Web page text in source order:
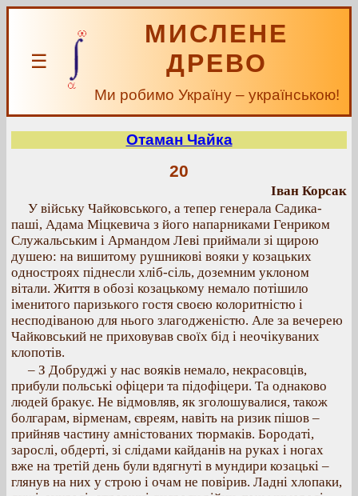
☰
МИСЛЕНЕ
ДРЕВО
Ми робимо Україну – українською!
Отаман Чайка
20
Іван Корсак
У війську Чайковського, а тепер генерала Садика-
паші, Адама Міцкевича з його напарниками Генриком
Служальським і Армандом Леві приймали зі щирою
душею: на вишитому рушникові вояки у козацьких
одностроях піднесли хліб-сіль, доземним уклоном
вітали. Життя в обозі козацькому немало потішило
іменитого паризького гостя своєю колоритністю і
несподіваною для нього злагодженістю. Але за вечерею
Чайковський не приховував своїх бід і неочікуваних
клопотів.
– З Добруджі у нас вояків немало, некрасовців,
прибули польські офіцери та підофіцери. Та однаково
людей бракує. Не відмовляв, як зголошувалися, також
болгарам, вірменам, євреям, навіть на ризик пішов –
прийняв частину амністованих тюрмаків. Бородаті,
зарослі, обдерті, зі слідами кайданів на руках і ногах
вже на третій день були вдягнуті в мундири козацькі –
глянув на них у строю і очам не повірив. Ладні хлопаки,